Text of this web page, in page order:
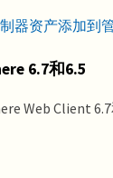
器资产添加到
6.7和6.5
Web Client